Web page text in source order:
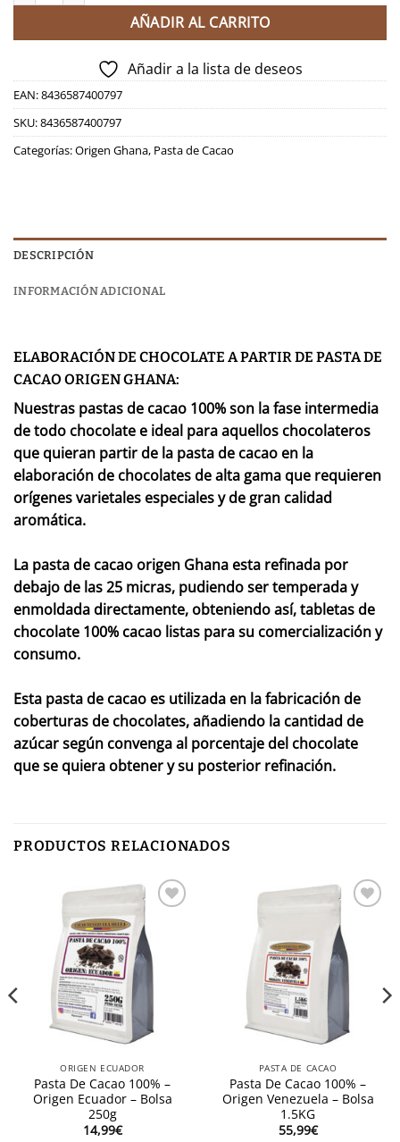
AÑADIR AL CARRITO
Añadir a la lista de deseos
EAN:8436587400797
SKU:8436587400797
Categorías:Origen Ghana, Pasta de Cacao
DESCRIPCIÓN
INFORMACIÓN ADICIONAL
ELABORACIÓN DE CHOCOLATE A PARTIR DE PASTA DE
CACAO ORIGEN GHANA:
Nuestras pastas de cacao 100% son la fase intermedia
de todo chocolate e ideal para aquellos chocolateros
que quieran partir de la pasta de cacao en la
elaboración de chocolates de alta gama que requieren
orígenes varietales especiales y de gran calidad
aromática.
La pasta de cacao origen Ghana esta refinada por
debajo de las 25 micras, pudiendo ser temperada y
enmoldada directamente, obteniendo así, tabletas de
chocolate 100% cacao listas para su comercialización y
consumo.
Esta pasta de cacao es utilizada en la fabricación de
coberturas de chocolates, añadiendo la cantidad de
azúcar según convenga al porcentaje del chocolate
que se quiera obtener y su posterior refinación.
PRODUCTOS RELACIONADOS
lista de
deseos
ORIGEN ECUADOR
Pasta De Cacao 100% –
Origen Ecuador – Bolsa
250g
14,99€
lista de
deseos
PASTA DE CACAO
Pasta De Cacao 100% –
Origen Venezuela – Bolsa
1.5KG
55,99€